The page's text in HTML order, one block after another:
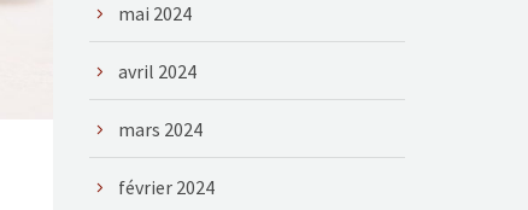
mai 2024
avril 2024
mars 2024
février 2024